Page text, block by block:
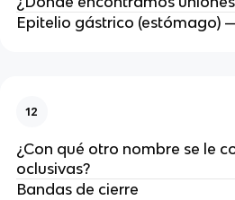
Epitelio gástrico (estómago)
12
¿Con qué otro nombre se le
oclusivas?
Bandas de cierre